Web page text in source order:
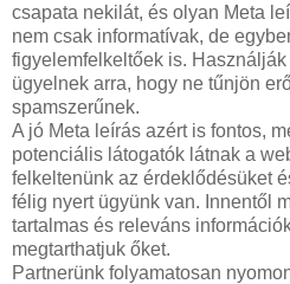
csapata nekilát, és olyan Meta
nem csak informatívak, de
figyelemfelkeltőek is.
ügyelnek arra, hogy ne tűnjön
spamszerűnek.
A jó Meta leírás azért is fontos,
potenciális látogatók látnak a
felkeltenünk az érdeklődésüket
félig nyert ügyünk van. Innentől
tartalmas és releváns
megtarthatjuk őket.
Partnerünk folyamatosan